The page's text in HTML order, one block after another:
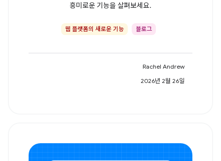
흥미로운 기능을 살펴보세요.
웹 플랫폼의 새로운 기능 블로그
Rachel Andrew
2026년 2월 26일